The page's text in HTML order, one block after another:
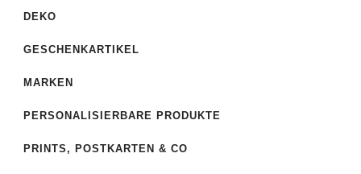
DEKO
GESCHENKARTIKEL
MARKEN
PERSONALISIERBARE PRODUKTE
PRINTS, POSTKARTEN & CO